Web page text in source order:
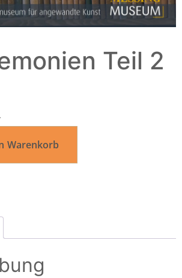
Teil 2
Warenkorb